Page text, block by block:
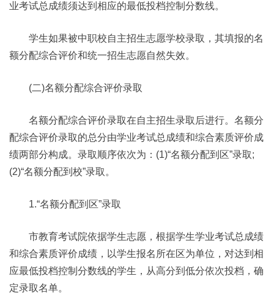
业考试总成绩须达到相应的最低投档控制分数线。
学生如果被中职校自主招生志愿学校录取，其填报的名
额分配综合评价和统一招生志愿自然失效。
(二)名额分配综合评价录取
名额分配综合评价录取在自主招生录取后进行。名额分
配综合评价录取的总分由学业考试总成绩和综合素质评价成
绩两部分构成。录取顺序依次为：(1)“名额分配到区”录取;
(2)“名额分配到校”录取。
1.“名额分配到区”录取
市教育考试院依据学生志愿，根据学生学业考试总成绩
和综合素质评价成绩，以学生报名所在区为单位，对达到相
应最低投档控制分数线的学生，从高分到低分依次投档，确
定录取名单。